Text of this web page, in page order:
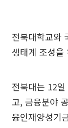
전북대학교와
생태계 조성을
전북대는 12
고, 금융분야
융인재양성기